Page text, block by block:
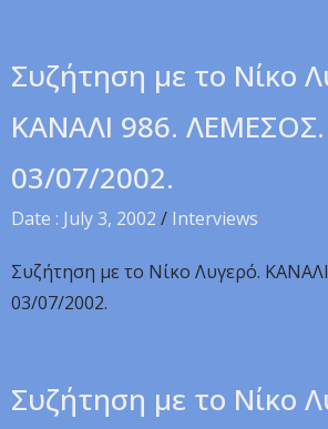
Συζήτηση με το Νίκο
ΚΑΝΑΛΙ 986. ΛΕΜΕΣΟΣ.
03/07/2002.
Date : July 3, 2002 / Interviews
Συζήτηση με το Νίκο Λυγερό.
03/07/2002.
Συζήτηση με το Νίκο